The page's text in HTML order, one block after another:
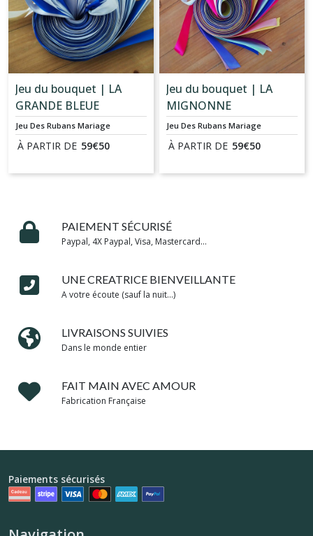
Jeu du bouquet | LA
GRANDE BLEUE
Jeu Des Rubans Mariage
À PARTIR DE 59€50
Jeu du bouquet | LA
MIGNONNE
Jeu Des Rubans Mariage
À PARTIR DE 59€50
PAIEMENT SÉCURISÉ
Paypal, 4X Paypal, Visa, Mastercard...
UNE CREATRICE BIENVEILLANTE
A votre écoute (sauf la nuit...)
LIVRAISONS SUIVIES
Dans le monde entier
FAIT MAIN AVEC AMOUR
Fabrication Française
Paiements sécurisés